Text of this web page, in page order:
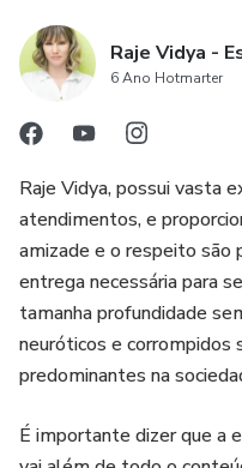
Por que funciona:
100% online, aprenda no
Resultados reais que
posicionamento como
Se você quer ser
sintonia e transformar seu
para você.
Raje Vidya -
6 Ano Hotmarter
Raje Vidya, possui vasta
atendimentos, e
amizade e o respeito são
entrega necessária para
tamanha profundidade
neuróticos e corrompidos
predominantes na
É importante dizer que a